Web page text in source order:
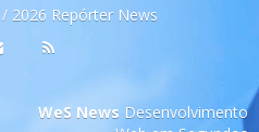
2026 Repórter News
WeS News Desenvolvimento